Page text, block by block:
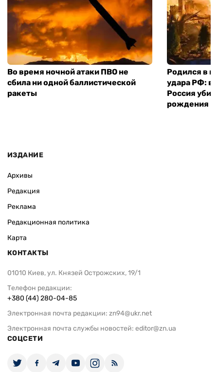
Во время ночной атаки ПВО не
сбила ни одной баллистической
ракеты
Родился в
удара РФ: в
Россия
рождения
ИЗДАНИЕ
Архивы
Редакция
Реклама
Редакционная политика
Карта
КОНТАКТЫ
01010 Киев, ул. Князей Острожских, 19/1
Телефон редакции:
+380 (44) 280-04-85
Электронная почта редакции: zn94@ukr.net
Электронная почта службы новостей: editor@zn.ua
СОЦСЕТИ